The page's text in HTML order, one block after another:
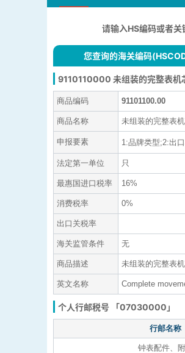
请输入HS编码或者关
您查询的海关编码
9110110000 未组装的完整表机
商品编码 91101100.00
商品名称 未组装的完整表
申报要素 1:品牌类型;2:出
法定第一单位 只
最惠国进口税率 16%
消费税率 0%
出口关税率
海关监管条件 无
商品描述 未组装的完整表
英文名称 Complete
个人行邮税号 「07030000」
行邮名称
钟表配件、